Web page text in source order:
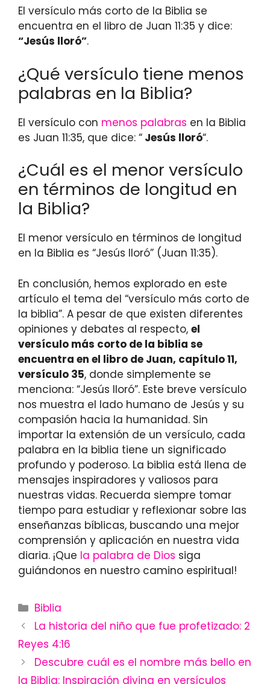
El versículo más corto de la Biblia se
encuentra en el libro de Juan 11:35 y dice:
“Jesús lloró”.
¿Qué versículo tiene menos
palabras en la Biblia?
El versículo con menos palabras en la Biblia
es Juan 11:35, que dice: “ Jesús lloró“.
¿Cuál es el menor versículo
en términos de longitud en
la Biblia?
El menor versículo en términos de longitud
en la Biblia es “Jesús lloró” (Juan 11:35).
En conclusión, hemos explorado en este
artículo el tema del “versículo más corto de
la biblia”. A pesar de que existen diferentes
opiniones y debates al respecto, el
versículo más corto de la biblia se
encuentra en el libro de Juan, capítulo 11,
versículo 35, donde simplemente se
menciona: “Jesús lloró”. Este breve versículo
nos muestra el lado humano de Jesús y su
compasión hacia la humanidad. Sin
importar la extensión de un versículo, cada
palabra en la biblia tiene un significado
profundo y poderoso. La biblia está llena de
mensajes inspiradores y valiosos para
nuestras vidas. Recuerda siempre tomar
tiempo para estudiar y reflexionar sobre las
enseñanzas bíblicas, buscando una mejor
comprensión y aplicación en nuestra vida
diaria. ¡Que la palabra de Dios siga
guiándonos en nuestro camino espiritual!
Categories
Biblia
La historia del niño que fue profetizado: 2
Reyes 4:16
Descubre cuál es el nombre más bello en
la Biblia: Inspiración divina en versículos